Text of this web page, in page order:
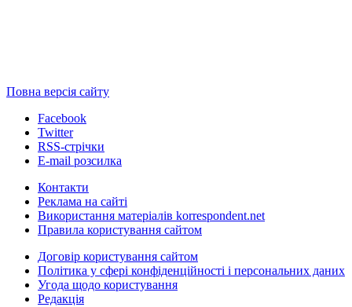
Повна версія сайту
Facebook
Twitter
RSS-стрічки
E-mail розсилка
Контакти
Реклама на сайті
Використання матеріалів korrespondent.net
Правила користування сайтом
Договір користування сайтом
Політика у сфері конфіденційності і персональних даних
Угода щодо користування
Редакція